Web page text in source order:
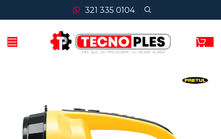
321 335 0104